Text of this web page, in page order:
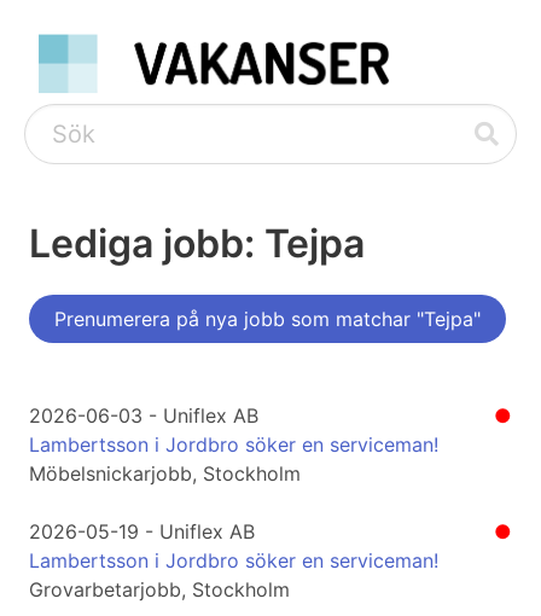
Lediga jobb: Tejpa
Prenumerera på nya jobb som matchar "Tejpa"
●
2026-06-03 - Uniflex AB
Lambertsson i Jordbro söker en serviceman!
Möbelsnickarjobb, Stockholm
●
2026-05-19 - Uniflex AB
Lambertsson i Jordbro söker en serviceman!
Grovarbetarjobb, Stockholm